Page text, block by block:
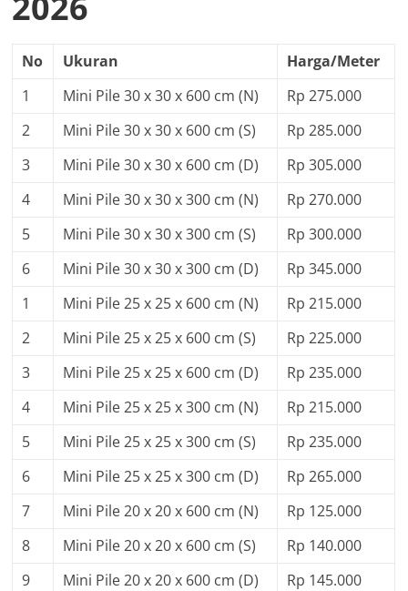
No Ukuran
Harga/Meter
1
Mini Pile 30 x 30 x 600 cm (N)
Rp 275.000
2
Mini Pile 30 x 30 x 600 cm (S)
Rp 285.000
3
Mini Pile 30 x 30 x 600 cm (D)
Rp 305.000
4
Mini Pile 30 x 30 x 300 cm (N)
Rp 270.000
5
Mini Pile 30 x 30 x 300 cm (S)
Rp 300.000
6
Mini Pile 30 x 30 x 300 cm (D)
Rp 345.000
1
Mini Pile 25 x 25 x 600 cm (N)
Rp 215.000
2
Mini Pile 25 x 25 x 600 cm (S)
Rp 225.000
3
Mini Pile 25 x 25 x 600 cm (D)
Rp 235.000
4
Mini Pile 25 x 25 x 300 cm (N)
Rp 215.000
5
Mini Pile 25 x 25 x 300 cm (S)
Rp 235.000
6
Mini Pile 25 x 25 x 300 cm (D)
Rp 265.000
7
Mini Pile 20 x 20 x 600 cm (N)
Rp 125.000
8
Mini Pile 20 x 20 x 600 cm (S)
Rp 140.000
9
Mini Pile 20 x 20 x 600 cm (D)
Rp 145.000